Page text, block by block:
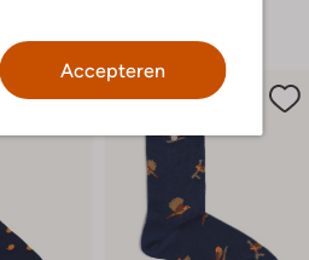
Accepteren